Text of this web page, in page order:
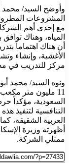
وأوضح السيد/ محمد
المشروعات
مع إحدى أهم
المياه، وهناك
أن هناك اهتماماً
الأغشية، وإنشاء
مركز للتدريب في
ونوه السيد/ محمد
11 مليون متر
السعودية، مؤكداً
التنافسية لتنفيذ
العربية الشقيقة،
أظهرته وزيرة
ممثلي الشركة.